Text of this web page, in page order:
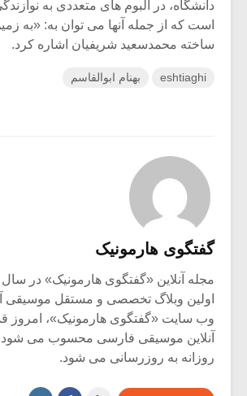
دانشگاه، در آلبوم های متعددی به
است که از جمله آنها می توان به: «به
ساخته محمدسعید شریفیان اشاره کرد.
eshtiaghi بهنام ابوالقاسم
گفتگوی هارمونیک
اولین وبلاگ تخصصی و مستقل موسیقی
وب سایت «گفتگوی هارمونیک»، امروز
آنلاین موسیقی فارسی محسوب می
روزانه به روزرسانی می شود.